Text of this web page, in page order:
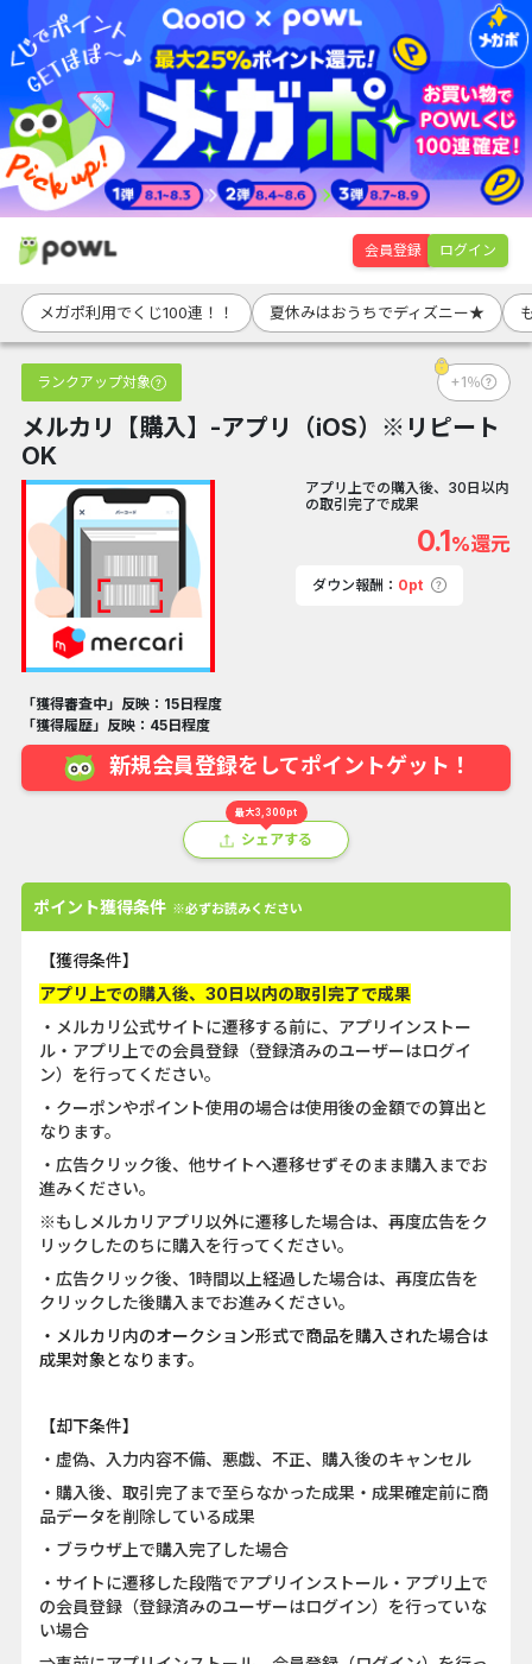
会員登録 ログイン
メガポ利用でくじ100連！！ 夏休みはおうちでディズニー★
ランクアップ対象 +1％
メルカリ【購入】-アプリ（iOS）※リピート
OK
アプリ上での購入後、30日以内
の取引完了で成果
0.1%還元
ダウン報酬： 0pt
「獲得審査中」反映：15日程度
「獲得履歴」反映：45日程度
新規会員登録をしてポイントゲット！
最大3,300pt
シェアする
ポイント獲得条件 ※必ずお読みください
【獲得条件】
アプリ上での購入後、30日以内の取引完了で成果
・メルカリ公式サイトに遷移する前に、アプリインストー
ル・アプリ上での会員登録（登録済みのユーザーはログイ
ン）を行ってください。
・クーポンやポイント使用の場合は使用後の金額での算出と
なります。
・広告クリック後、他サイトへ遷移せずそのまま購入までお
進みください。
※もしメルカリアプリ以外に遷移した場合は、再度広告をク
リックしたのちに購入を行ってください。
・広告クリック後、1時間以上経過した場合は、再度広告を
クリックした後購入までお進みください。
・メルカリ内のオークション形式で商品を購入された場合は
成果対象となります。
【却下条件】
・虚偽、入力内容不備、悪戯、不正、購入後のキャンセル
・購入後、取引完了まで至らなかった成果・成果確定前に商
品データを削除している成果
・ブラウザ上で購入完了した場合
・サイトに遷移した段階でアプリインストール・アプリ上で
の会員登録（登録済みのユーザーはログイン）を行っていな
い場合